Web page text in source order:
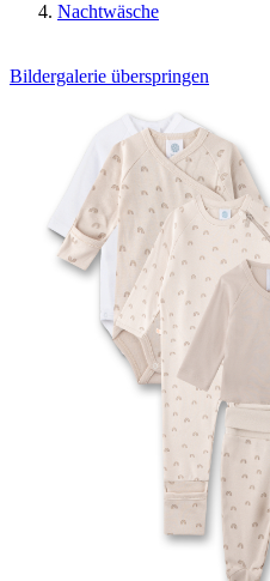
Nachtwäsche
Bildergalerie überspringen